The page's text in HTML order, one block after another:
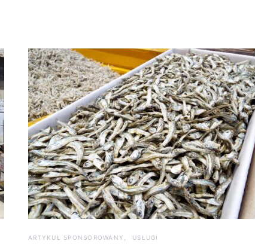
ARTYKUŁ SPONSOROWANY USŁUGI